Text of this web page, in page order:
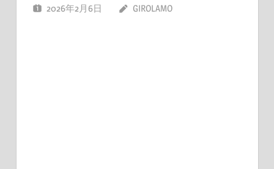
2026年2月6日 GIROLAMO